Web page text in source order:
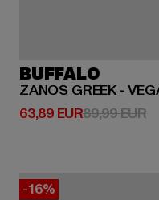
BUFFALO
ZANOS GREEK -
63,89 EUR
Derzeitiger Preis: 63,89
89,99 EUR
-16%